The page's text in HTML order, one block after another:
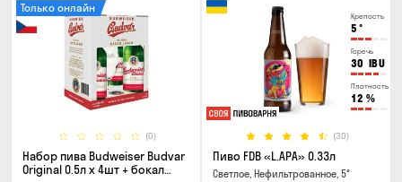
(0)
Только онлайн
Набор пива Budweiser Budvar
Original 0.5л х 4шт + бокал
Крепость
5 °
Горечь
30 IBU
Плотность
12 %
(30)
Пиво FDB «L.APA» 0.33л
Светлое, Нефильтрованное, 5°